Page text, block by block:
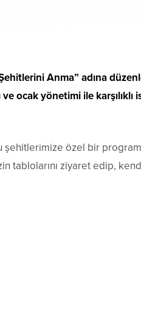
Anma” adına
ocak yönetimi ile karşılıklı
şehitlerimize özel bir
tablolarını ziyaret edip,